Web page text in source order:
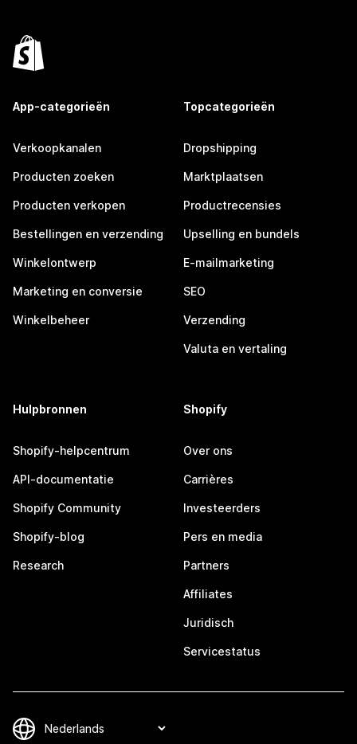
App-categorieën
Verkoopkanalen
Producten zoeken
Producten verkopen
Bestellingen en verzending
Winkelontwerp
Marketing en conversie
Winkelbeheer
Topcategorieën
Dropshipping
Marktplaatsen
Productrecensies
Upselling en bundels
E-mailmarketing
SEO
Verzending
Valuta en vertaling
Hulpbronnen
Shopify-helpcentrum
API-documentatie
Shopify Community
Shopify-blog
Research
Shopify
Over ons
Carrières
Investeerders
Pers en media
Partners
Affiliates
Juridisch
Servicestatus